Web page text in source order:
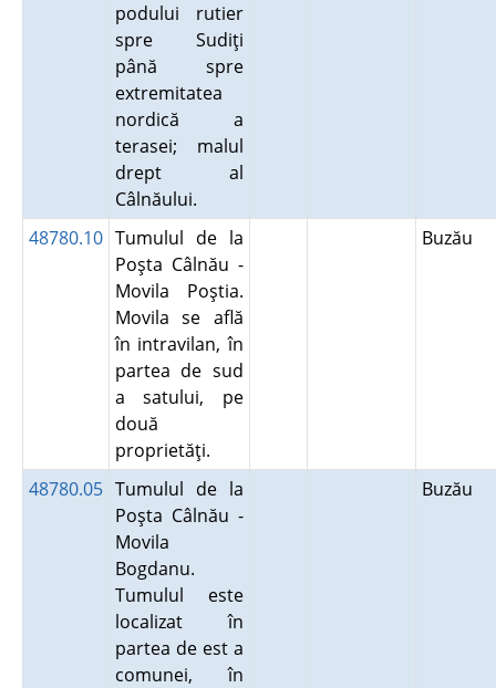
podului rutier
spre Sudiţi
până spre
extremitatea
nordică a
terasei; malul
drept al
Câlnăului.
48780.10 Tumulul de la
Poşta Câlnău -
Movila Poştia.
Movila se află
în intravilan, în
partea de sud
a satului, pe
două
proprietăţi.
Buzău
48780.05 Tumulul de la
Poşta Câlnău -
Movila
Bogdanu.
Tumulul este
localizat în
partea de est a
comunei, în
Buzău